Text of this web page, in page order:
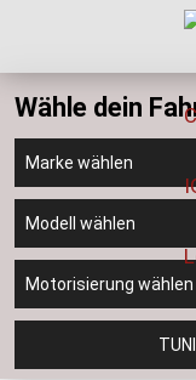
Wähle dein